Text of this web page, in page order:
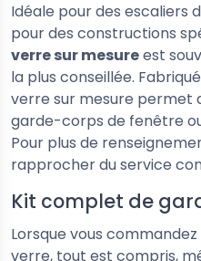
Idéale pour des escaliers
pour des constructions
verre sur mesureest
la plus conseillée.
verre sur mesure permet
garde-corps de fenêtre
Pour plus de
rapprocher du service
Kit complet de
Lorsque vous
verre, tout est compris,